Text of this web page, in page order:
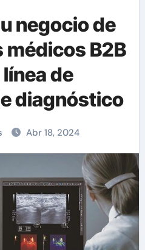
negocio de
B2B
de
diagnóstico
Abr 18, 2024